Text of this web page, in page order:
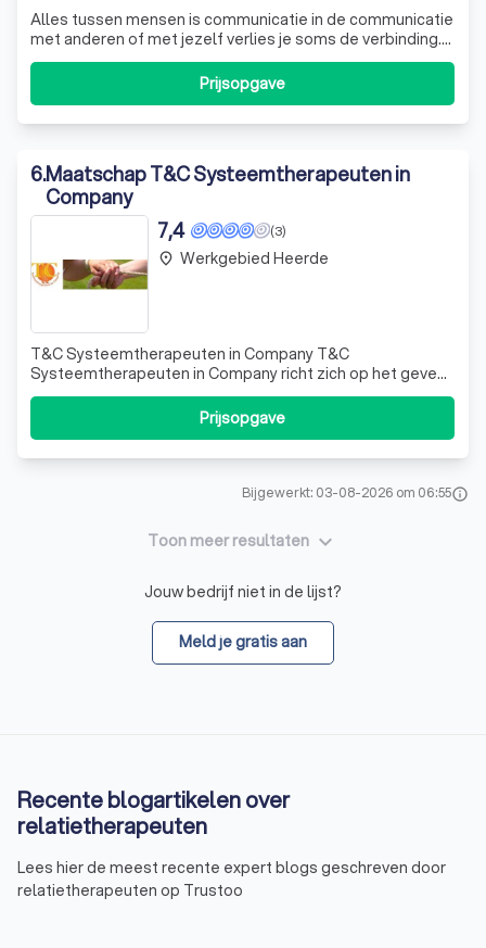
Alles tussen mensen is communicatie in de communicatie
met anderen of met jezelf verlies je soms de verbinding.
het gesprek stagneert. je komt niet verder. dan helpt
gerichte ondersteuning om moeizame processen weer
vlot te trekken. Even samen op de pont naar de overkant
Prijsopgave
6.Maatschap T&C Systeemtherapeuten in
Company
(3)
7,4
T&C Systeemtherapeuten in Company T&C
Systeemtherapeuten in Company richt zich op het geven
van therapie en het aanbieden van training en scholing
vanuit de systeemtheoretische uitgangspunten. Vier maal
per jaar worden er kwartaalbijeenkomsten georganiseerd
Prijsopgave
place Werkgebied Heerde
Bijgewerkt: 03-08-2026 om 06:55info
Toon meer resultaten keyboard_arrow_down
Jouw bedrijf niet in de lijst?
Meld je gratis aan
Recente blogartikelen over
relatietherapeuten
Lees hier de meest recente expert blogs geschreven door
relatietherapeuten op Trustoo